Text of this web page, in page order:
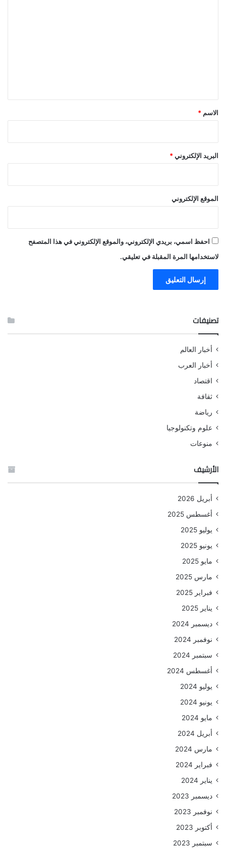
*
الاسم *
البريد الإلكتروني *
الموقع الإلكتروني
احفظ اسمي، بريدي الإلكتروني، والموقع الإلكتروني في هذا المتصفح
لاستخدامها المرة المقبلة في تعليقي.
تصنيفات
أخبار العالم
أخبار العرب
اقتصاد
ثقافة
رياضة
علوم وتكنولوجيا
منوعات
الأرشيف
أبريل 2026
أغسطس 2025
يوليو 2025
يونيو 2025
مايو 2025
مارس 2025
فبراير 2025
يناير 2025
ديسمبر 2024
نوفمبر 2024
سبتمبر 2024
أغسطس 2024
يوليو 2024
يونيو 2024
مايو 2024
أبريل 2024
مارس 2024
فبراير 2024
يناير 2024
ديسمبر 2023
نوفمبر 2023
أكتوبر 2023
سبتمبر 2023